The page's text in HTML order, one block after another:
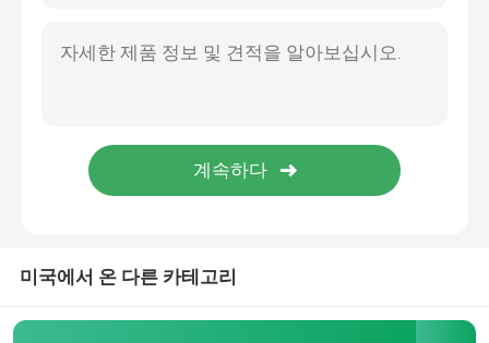
트러니언은 볼 밸브를 탑재했습니다
전동볼 밸브
금속실 볼 밸브
미국에서 온 다른 카테고리